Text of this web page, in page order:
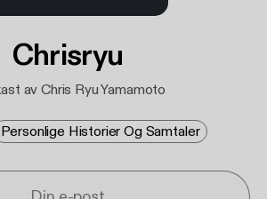
Chrisryu
av Chris Ryu Yamamoto
Personlige Historier Og Samtaler